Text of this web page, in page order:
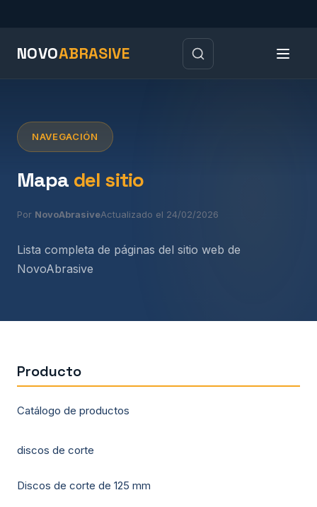
NOVOABRASIVE
NAVEGACIÓN
Mapa del sitio
Por NovoAbrasiveActualizado el 24/02/2026
Lista completa de páginas del sitio web de
NovoAbrasive
Producto
Catálogo de productos
discos de corte
Discos de corte de 125 mm